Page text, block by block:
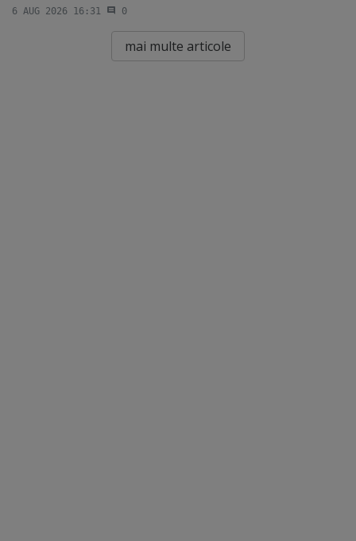
6 AUG 2026 16:31 0
mai multe articole